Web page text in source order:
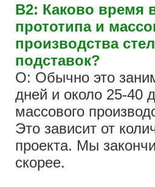
В2: Каково время
прототипа и
производства
подставок?
О: Обычно это
дней и около 25-40
массового
Это зависит от
проекта. Мы
скорее.